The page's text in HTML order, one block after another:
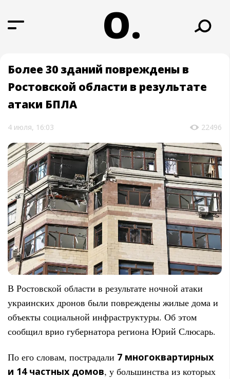
О.
Более 30 зданий повреждены в
Ростовской области в результате
атаки БПЛА
4 июля, 16:03 22496
В Ростовской области в результате ночной атаки
украинских дронов были повреждены жилые дома и
объекты социальной инфраструктуры. Об этом
сообщил врио губернатора региона Юрий Слюсарь.
По его словам, пострадали 7 многоквартирных
и 14 частных домов, у большинства из которых